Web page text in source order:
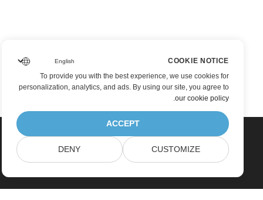
COOKIE NOTICE
To provide you with the best experience, we use cookies for
personalization, analytics, and ads. By using our site, you agree to
our cookie policy
.
ACCEPT
CUSTOMIZE
DENY